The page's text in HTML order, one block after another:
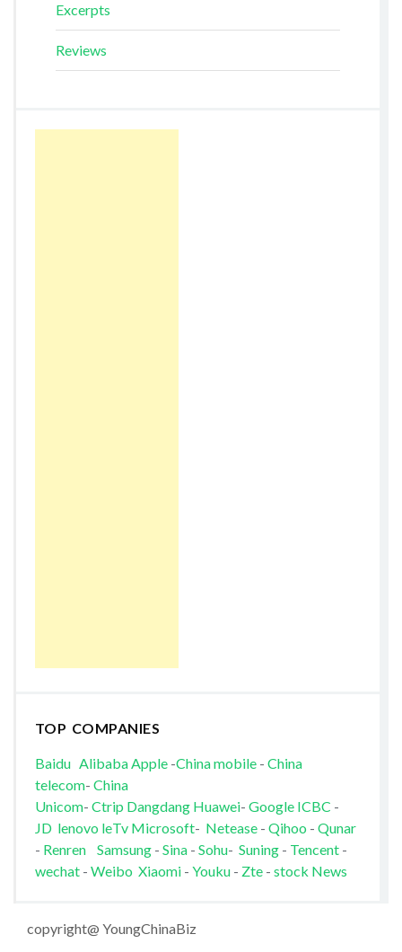
Excerpts
Reviews
TOP COMPANIES
Baidu AlibabaApple-China mobile- China
telecom- China
Unicom- Ctrip Dangdang Huawei- Google ICBC -
JD lenovo leTv Microsoft- Netease- Qihoo - Qunar
- Renren Samsung- Sina- Sohu- Suning- Tencent-
wechat - Weibo Xiaomi- Youku - Zte- stock News
copyright@ YoungChinaBiz